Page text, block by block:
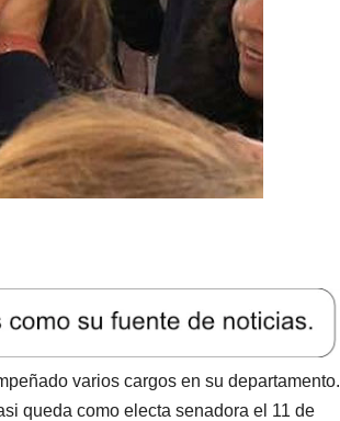
varios cargos en su departamento.
queda como electa senadora el 11 de